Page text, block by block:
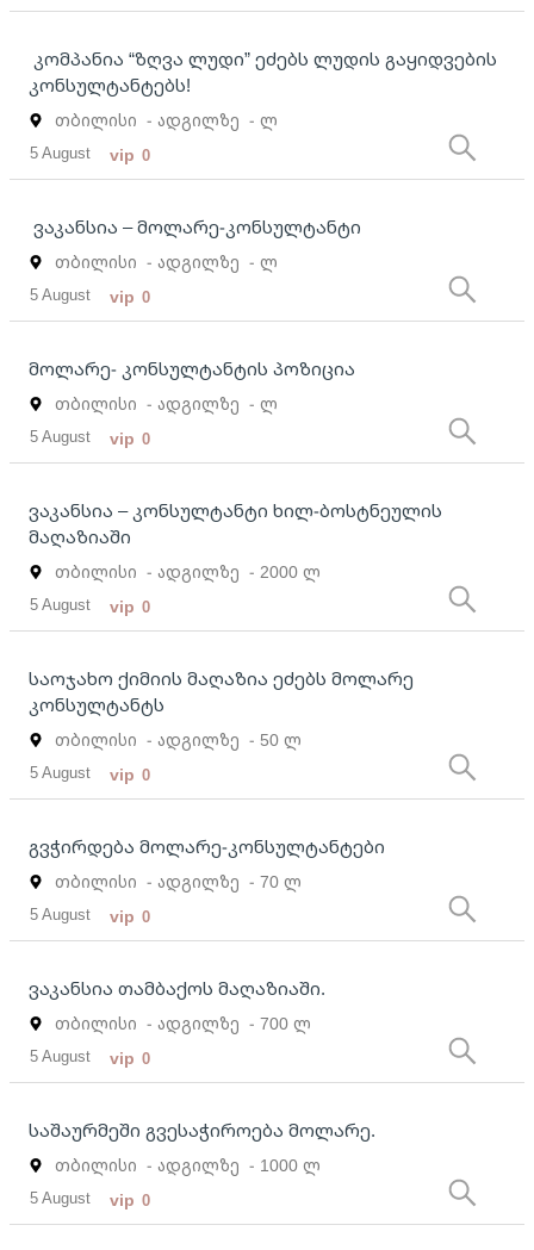
კომპანია “ზღვა ლუდი” ეძებს ლუდის გაყიდვების
კონსულტანტებს!
თბილისი - ადგილზე - ლ
5 August vip 0
ვაკანსია – მოლარე-კონსულტანტი
თბილისი - ადგილზე - ლ
5 August vip 0
მოლარე- კონსულტანტის პოზიცია
თბილისი - ადგილზე - ლ
5 August vip 0
ვაკანსია – კონსულტანტი ხილ-ბოსტნეულის
მაღაზიაში
თბილისი - ადგილზე - 2000 ლ
5 August vip 0
საოჯახო ქიმიის მაღაზია ეძებს მოლარე
კონსულტანტს
თბილისი - ადგილზე - 50 ლ
5 August vip 0
გვჭირდება მოლარე-კონსულტანტები
თბილისი - ადგილზე - 70 ლ
5 August vip 0
ვაკანსია თამბაქოს მაღაზიაში.
თბილისი - ადგილზე - 700 ლ
5 August vip 0
საშაურმეში გვესაჭიროება მოლარე.
თბილისი - ადგილზე - 1000 ლ
5 August vip 0